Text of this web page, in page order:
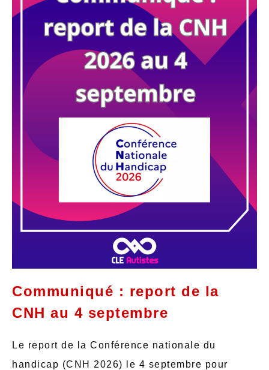
Communiqué : report de la
CNH au 4 septembre
Le report de la Conférence nationale du
handicap (CNH 2026) le 4 septembre pour